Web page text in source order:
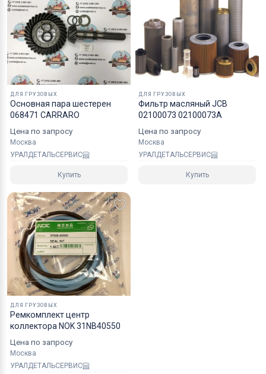
ДЛЯ ГРУЗОВЫХ
Основная пара шестерен
068471 CARRARO
Цена по запросу
Москва
УРАЛДЕТАЛЬСЕРВИС
Купить
ДЛЯ ГРУЗОВЫХ
Фильтр масляный JCB
02100073 02100073A
Цена по запросу
Москва
УРАЛДЕТАЛЬСЕРВИС
Купить
ДЛЯ ГРУЗОВЫХ
Ремкомплект центр
коллектора NOK 31NB40550
Цена по запросу
Москва
УРАЛДЕТАЛЬСЕРВИС